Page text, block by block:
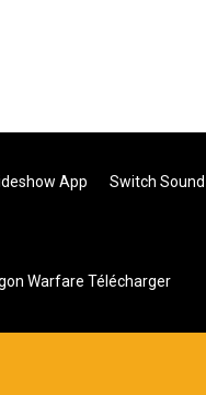
App Switch
Warfare Télécharger